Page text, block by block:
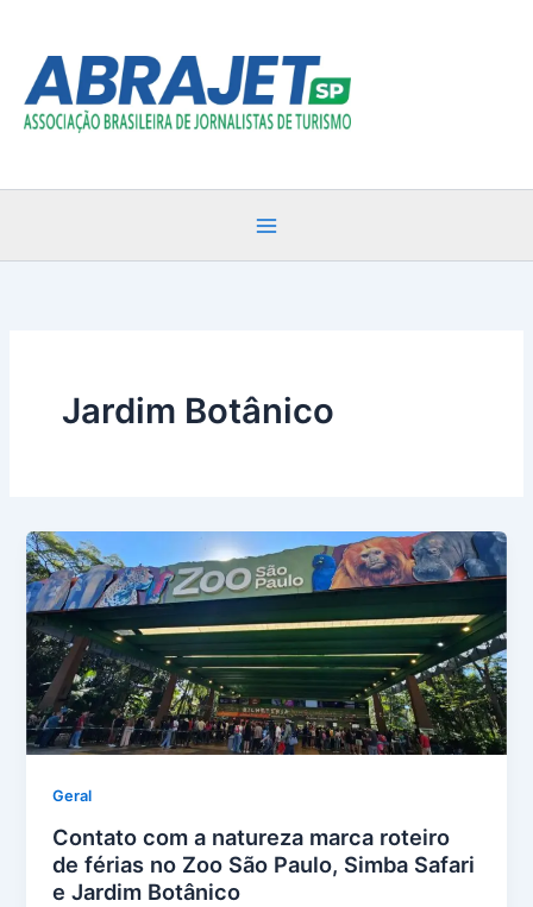
conteúdo
Jardim Botânico
Geral
Contato com a natureza marca roteiro
de férias no Zoo São Paulo, Simba Safari
e Jardim Botânico